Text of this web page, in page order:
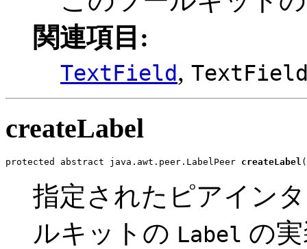
関連項目:
TextField,
createLabel
protected abstract java.awt.peer.LabelPeer createLabel (
指定されたピアイン
ルキットの Label の